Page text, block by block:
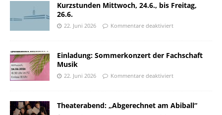
Kurzstunden Mittwoch, 24.6., bis Freitag,
26.6.
22. Juni 2026 Kommentare deaktiviert
Einladung: Sommerkonzert der Fachschaft
Musik
22. Juni 2026 Kommentare deaktiviert
Theaterabend: „Abgerechnet am Abiball“